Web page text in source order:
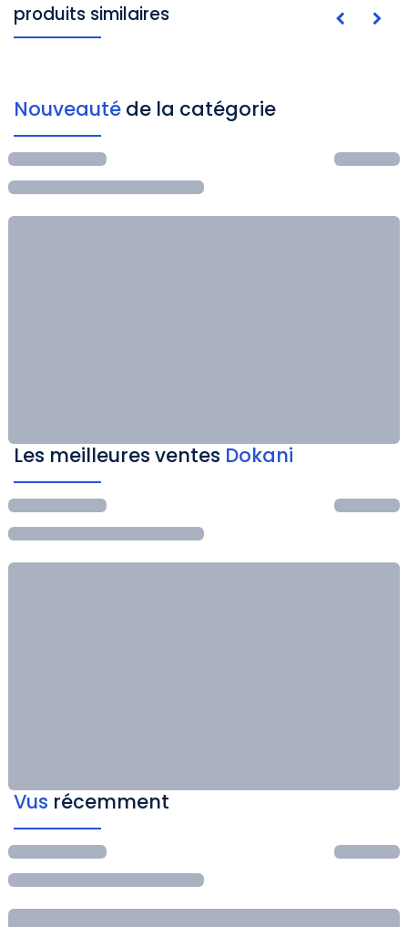
produits similaires
Nouveauté de la catégorie
Les meilleures ventes Dokani
Vus récemment